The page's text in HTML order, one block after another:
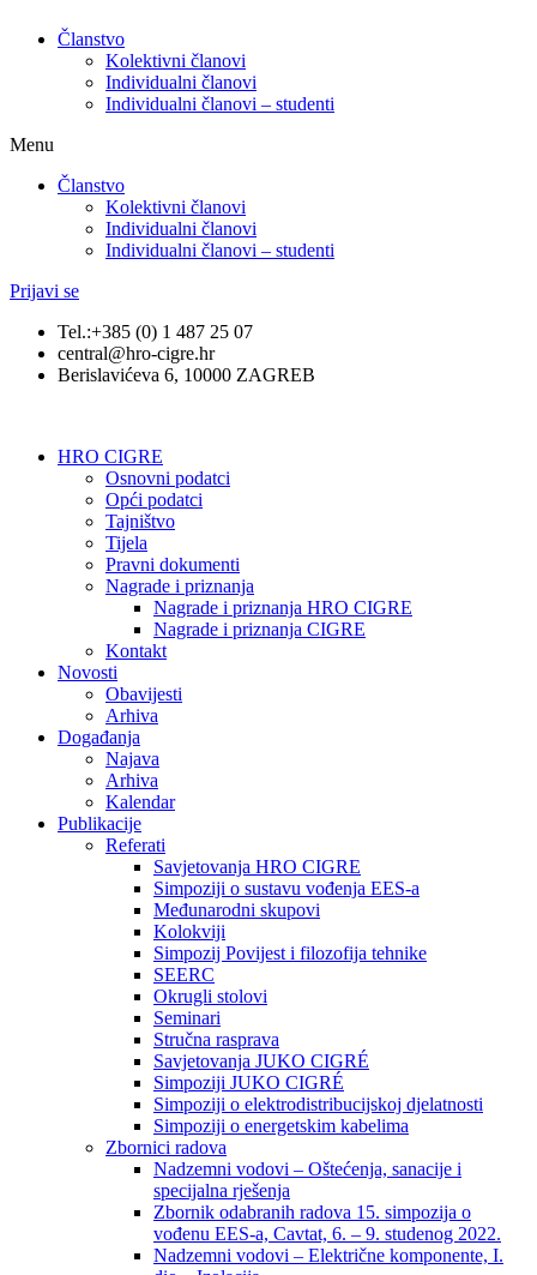
Članstvo
Kolektivni članovi
Individualni članovi
Individualni članovi – studenti
Menu
Članstvo
Kolektivni članovi
Individualni članovi
Individualni članovi – studenti
Prijavi se
Tel.:+385 (0) 1 487 25 07
central@hro-cigre.hr
Berislavićeva 6, 10000 ZAGREB
HRO CIGRE
Osnovni podatci​
Opći podatci
Tajništvo
Tijela
Pravni dokumenti
Nagrade i priznanja
Nagrade i priznanja HRO CIGRE
Nagrade i priznanja CIGRE
Kontakt
Novosti
Obavijesti
Arhiva
Događanja
Najava
Arhiva
Kalendar
Publikacije
Referati
Savjetovanja HRO CIGRE
Simpoziji o sustavu vođenja EES-a
Međunarodni skupovi
Kolokviji​
Simpozij Povijest i filozofija tehnike
SEERC
Okrugli stolovi
Seminari​
Stručna rasprava​
Savjetovanja JUKO CIGRÉ
Simpoziji JUKO CIGRÉ
Simpoziji o elektrodistribucijskoj djelatnosti
Simpoziji o energetskim kabelima
Zbornici radova
Nadzemni vodovi – Oštećenja, sanacije i
specijalna rješenja
Zbornik odabranih radova 15. simpozija o
vođenu EES-a, Cavtat, 6. – 9. studenog 2022.
Nadzemni vodovi – Električne komponente, I.